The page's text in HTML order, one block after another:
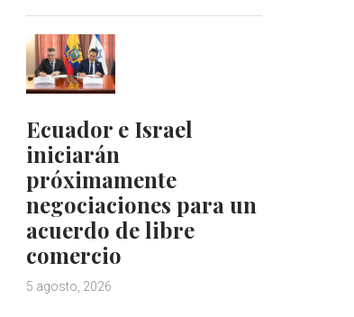
Ecuador e Israel
iniciarán
próximamente
negociaciones para un
acuerdo de libre
comercio
5 agosto, 2026